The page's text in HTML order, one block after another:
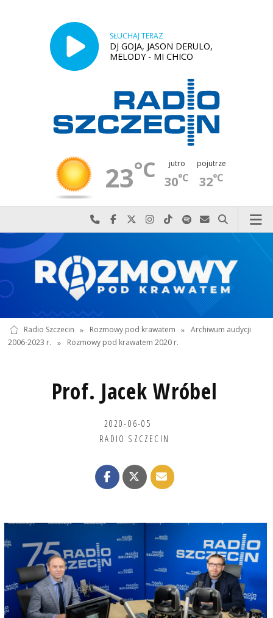
SŁUCHAJ TERAZ
DJ GOJA, JASON DERULO,
MELODY - MI CHICO
23°C jutro
30°C
pojutrze
32°C
Najlepiej po prostu do nas zadzwoń
Odwiedź nas na Facebook-u
Odwiedź nas na X
Odwiedź nas na Instagram-ie
Odwiedź nas na TikTok-u
Szukaj nas na Spotify
Wyślij do nas
Szukaj
Radio Szczecin » Rozmowy pod krawatem » Archiwum audycji
2006-2023 r.
» Rozmowy pod krawatem 2020 r.
Prof. Jacek Wróbel
2020-06-05
RADIO SZCZECIN